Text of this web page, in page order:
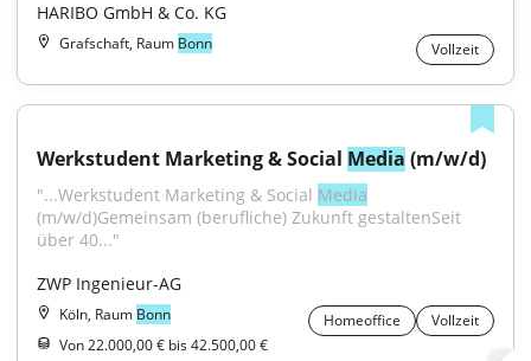
HARIBO GmbH & Co. KG
Grafschaft, Raum Bonn Vollzeit
Werkstudent Marketing & Social Media (m/w/d)
"...Werkstudent Marketing & Social Media
(m/w/d)Gemeinsam (berufliche) Zukunft gestaltenSeit
über 40..."
ZWP Ingenieur-AG
Köln, Raum Bonn Homeoffice
Vollzeit
Von 22.000,00 € bis 42.500,00 €